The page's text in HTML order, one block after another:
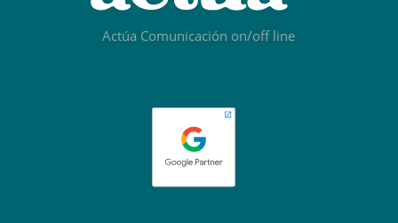
Actúa Comunicación on/off line